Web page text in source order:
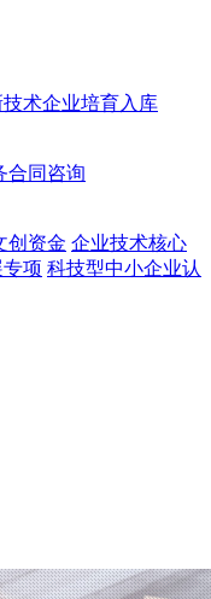
术企业培育入库
合同咨询
创资金 企业技术核心
项 科技型中小企业认